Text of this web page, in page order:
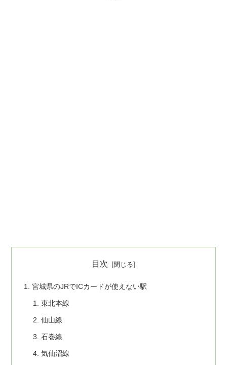
目次
宮城県のJRでICカードが使えない駅
東北本線
仙山線
石巻線
気仙沼線